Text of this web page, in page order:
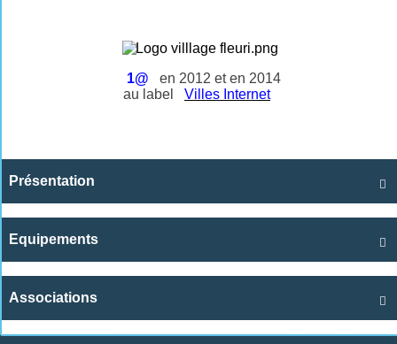
1@
en 2012 et en 2014
au label
Villes Internet

Présentation

Equipements

Associations